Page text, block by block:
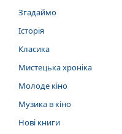
Згадаймо
Історія
Класика
Мистецька хроніка
Молоде кіно
Музика в кіно
Нові книги